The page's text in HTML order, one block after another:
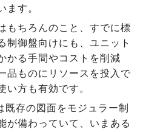
ます。
もちろんのこと、すでに標
制御盤向けにも、ユニット
かる手間やコストを削減
品ものにリソースを投入で
い方も有効です。
既存の図面をモジュラー制
が備わっていて、いまある